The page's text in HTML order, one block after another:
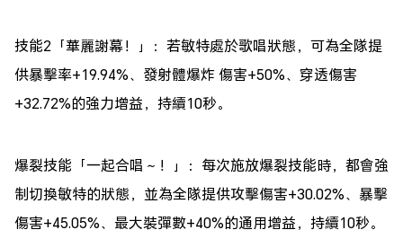
技能2「華麗謝幕！」：若敏特處於歌唱狀態，可為全隊提
供暴擊率+19.94%、發射體爆炸 傷害+50%、穿透傷害
+32.72%的強力增益，持續10秒。
爆裂技能「一起合唱～！」：每次施放爆裂技能時，都會強
制切換敏特的狀態，並為全隊提供攻擊傷害+30.02%、暴擊
傷害+45.05%、最大裝彈數+40%的通用增益，持續10秒。